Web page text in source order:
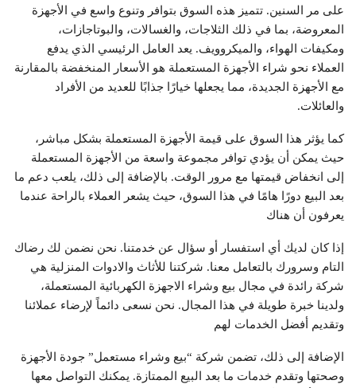
على مر السنين. تتميز هذه السوق بتوافر وتنوع واسع في الأجهزة
المعروضة، بما في ذلك الثلاجات، والغسالات، والبوتاجازات،
ومكيفات الهواء، والميكروويف. يعد العامل الرئيسي الذي يدفع
العملاء نحو شراء الأجهزة المستعملة هو الأسعار المنخفضة بالمقارنة
مع الأجهزة الجديدة، مما يجعلها خيارًا جذابًا للعديد من الأفراد
والعائلات.
كما يؤثر هذا السوق على قيمة الأجهزة المستعملة بشكل مباشر،
حيث يمكن أن يؤدي توافر مجموعة واسعة من الأجهزة المستعملة
إلى انخفاض قيمتها مع مرور الوقت. بالإضافة إلى ذلك، يلعب دعم ما
بعد البيع دورًا هامًا في هذا السوق، حيث يشعر العملاء بالراحة عندما
يعرفون أن هناك
إذا كان لديك أي استفسار أو سؤال عن خدمتنا. نحن نضمن لك رضاك
التام وسرورك بالتعامل معنا. شركتنا للأثاث والادوات المنزلية هي
شركة رائدة في مجال بيع وشراء الاجهزة الكهربائية المستعملة،
ولدينا خبرة طويلة في هذا المجال. نحن نسعى دائماً لإرضاء عملائنا
وتقديم أفضل الخدمات لهم
الإضافة إلى ذلك، تضمن شركة “بيع وشراء مستعمل” جودة الأجهزة
وصحتها وتقدم خدمات ما بعد البيع الممتازة. يمكنك التواصل معها